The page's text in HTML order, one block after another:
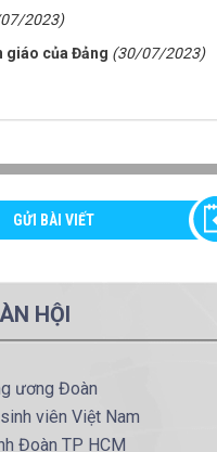
2023)
giáo của Đảng (30/07/2023)
GỬI BÀI VIẾT
HỘI
ương Đoàn
viên Việt Nam
Đoàn TP HCM